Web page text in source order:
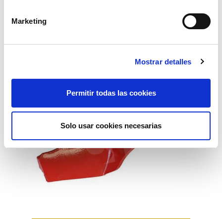
Marketing
Mostrar detalles
Permitir todas las cookies
Solo usar cookies necesarias